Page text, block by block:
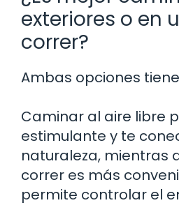
exteriores o en
correr?
Ambas opciones
Caminar al aire libre
estimulante y te
naturaleza, mientras
correr es más
permite controlar el